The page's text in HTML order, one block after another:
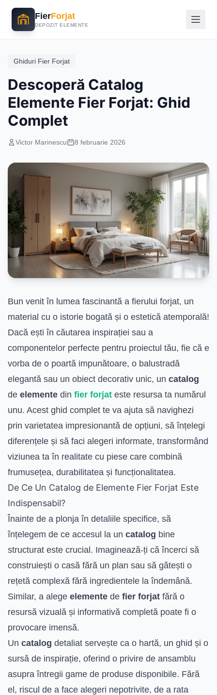
FierForjat
DEPOZIT ELEMENTE
Ghiduri Fier Forjat
Descoperă Catalog
Elemente Fier Forjat: Ghid
Complet
Victor Marinescu 8 februarie 2026
Bun venit în lumea fascinantă a fierului forjat, un
material cu o istorie bogată și o estetică atemporală!
Dacă ești în căutarea inspirației sau a
componentelor perfecte pentru proiectul tău, fie că e
vorba de o poartă impunătoare, o balustradă
elegantă sau un obiect decorativ unic, un catalog
de elemente din fier forjat este resursa ta numărul
unu. Acest ghid complet te va ajuta să navighezi
prin varietatea impresionantă de opțiuni, să înțelegi
diferențele și să faci alegeri informate, transformând
viziunea ta în realitate cu piese care combină
frumusețea, durabilitatea și funcționalitatea.
De Ce Un Catalog de Elemente Fier Forjat Este
Indispensabil?
Înainte de a plonja în detaliile specifice, să
înțelegem de ce accesul la un catalog bine
structurat este crucial. Imaginează-ți că încerci să
construiești o casă fără un plan sau să gătești o
rețetă complexă fără ingredientele la îndemână.
Similar, a alege elemente de fier forjat fără o
resursă vizuală și informativă completă poate fi o
provocare imensă.
Un catalog detaliat servește ca o hartă, un ghid și o
sursă de inspirație, oferind o privire de ansamblu
asupra întregii game de produse disponibile. Fără
el, riscul de a face alegeri nepotrivite, de a rata